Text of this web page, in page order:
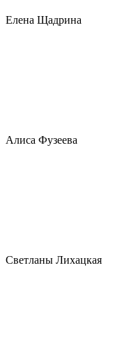
Елена Щадрина
Алиса Фузеева
Светланы Лихацкая